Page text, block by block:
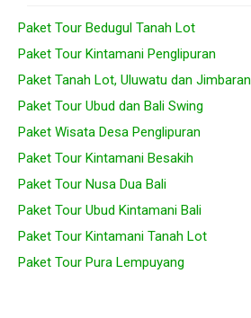
Paket Tour Bedugul Tanah Lot
Paket Tour Kintamani Penglipuran
Paket Tanah Lot, Uluwatu dan Jimbaran
Paket Tour Ubud dan Bali Swing
Paket Wisata Desa Penglipuran
Paket Tour Kintamani Besakih
Paket Tour Nusa Dua Bali
Paket Tour Ubud Kintamani Bali
Paket Tour Kintamani Tanah Lot
Paket Tour Pura Lempuyang